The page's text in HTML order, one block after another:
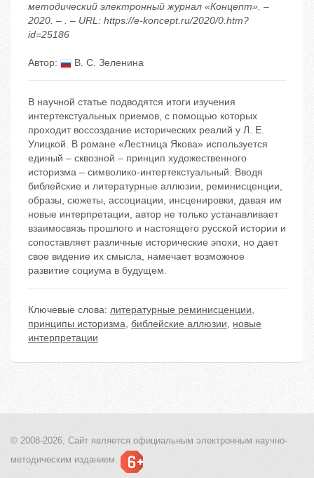
методический электронный журнал «Концепт». –
2020. – . – URL: https://e-koncept.ru/2020/0.htm?
id=25186
Автор: В. С. Зеленина
В научной статье подводятся итоги изучения
интертекстуальных приемов, с помощью которых
проходит воссоздание исторических реалий у Л. Е.
Улицкой. В романе «Лестница Якова» используется
единый – сквозной – принцип художественного
историзма – символико-интертекстуальный. Вводя
библейские и литературные аллюзии, реминисценции,
образы, сюжеты, ассоциации, инсценировки, давая им
новые интерпретации, автор не только устанавливает
взаимосвязь прошлого и настоящего русской истории и
сопоставляет различные исторические эпохи, но дает
свое видение их смысла, намечает возможное
развитие социума в будущем.
Ключевые слова: литературные реминисценции,
принципы историзма, библейские аллюзии, новые
интерпретации
© 2008-2026, Сайт является официальным электронным научно-
методическим изданием.